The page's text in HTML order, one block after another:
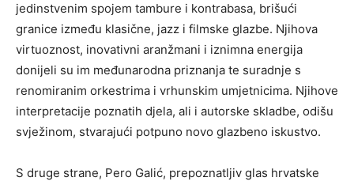
jedinstvenim spojem tambure i kontrabasa, brišući
granice između klasične, jazz i filmske glazbe. Njihova
virtuoznost, inovativni aranžmani i iznimna energija
donijeli su im međunarodna priznanja te suradnje s
renomiranim orkestrima i vrhunskim umjetnicima. Njihove
interpretacije poznatih djela, ali i autorske skladbe, odišu
svježinom, stvarajući potpuno novo glazbeno iskustvo.
S druge strane, Pero Galić, prepoznatljiv glas hrvatske